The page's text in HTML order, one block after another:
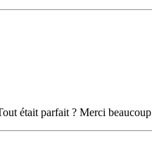
était parfait ? Merci beaucoup